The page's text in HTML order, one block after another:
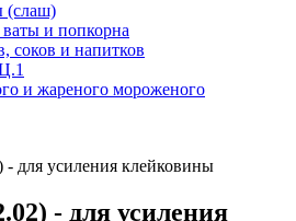
(слаш)
и попкорна
соков и напитков
и жареного мороженого
- для усиления клейковины
- для усиления